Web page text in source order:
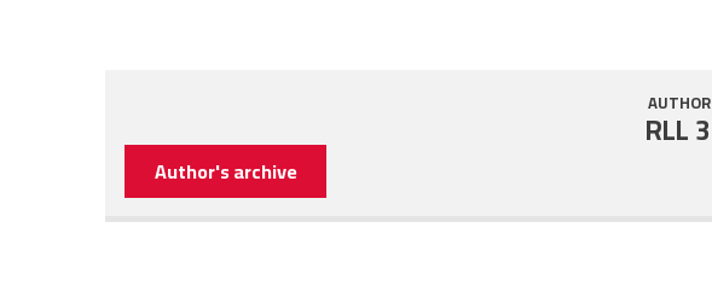
AUTHOR
RLL 3
Author's archive